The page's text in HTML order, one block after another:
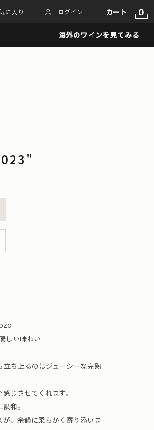
に入り ログイン カート 0
海外のワインを見てみる
しい味わい
ち上るのはジューシーな完熟
じさせてくれます。
和。
、余韻に柔らかく寄り添いま